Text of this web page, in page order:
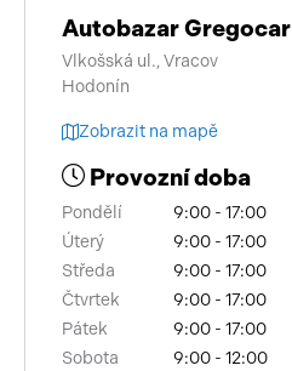
Autobazar Gregocar
Vlkošská ul., Vracov
Hodonín
Zobrazit na mapě
Provozní doba
Pondělí
9:00 - 17:00
Úterý
9:00 - 17:00
Středa
9:00 - 17:00
Čtvrtek
9:00 - 17:00
Pátek
9:00 - 17:00
Sobota
9:00 - 12:00